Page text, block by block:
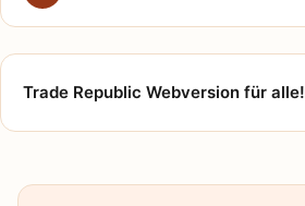
Trade Republic Webversion für alle!